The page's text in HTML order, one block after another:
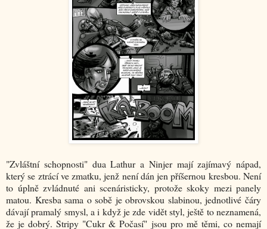
"Zvláštní schopnosti" dua Lathur a Ninjer mají zajímavý nápad,
který se ztrácí ve zmatku, jenž není dán jen příšernou kresbou. Není
to úplně zvládnuté ani scenáristicky, protože skoky mezi panely
matou. Kresba sama o sobě je obrovskou slabinou, jednotlivé čáry
dávají pramalý smysl, a i když je zde vidět styl, ještě to neznamená,
že je dobrý. Stripy "Cukr & Počasí" jsou pro mě těmi, co nemají